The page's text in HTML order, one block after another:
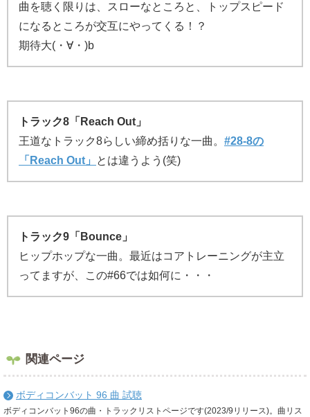
曲を聴く限りは、スローなところと、トップスピード
になるところが交互にやってくる！？
期待大(・∀・)b
トラック8「Reach Out」
王道なトラック8らしい締め括りな一曲。 #28-8の
「Reach Out」
とは違うよう(笑)
トラック9「Bounce」
ヒップホップな一曲。最近はコアトレーニングが主立
ってますが、この#66では如何に・・・
関連ページ
ボディコンバット 96 曲 試聴
ボディコンバット96の曲・トラックリストページです(2023/9リリース)。曲リス